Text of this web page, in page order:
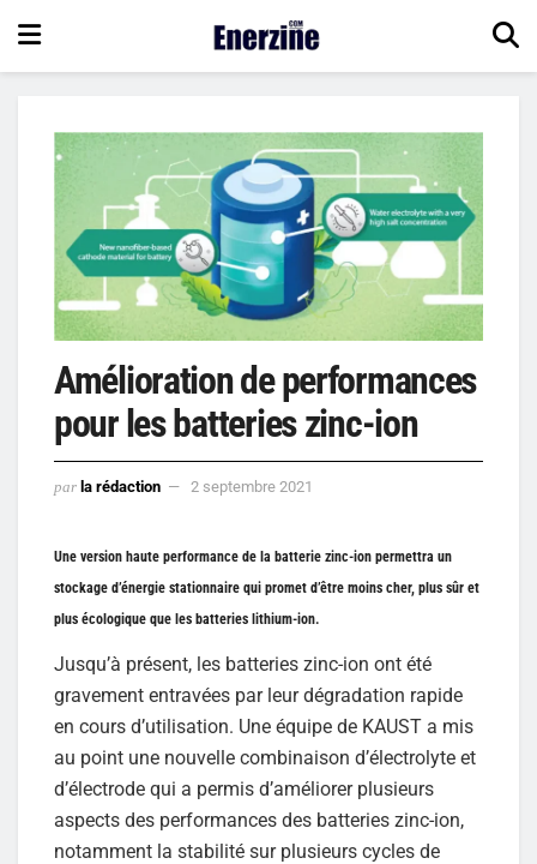
Amélioration de performances
pour les batteries zinc-ion
par la rédaction 2 septembre 2021
Une version haute performance de la batterie zinc-ion permettra un
stockage d’énergie stationnaire qui promet d’être moins cher, plus sûr et
plus écologique que les batteries lithium-ion.
Jusqu’à présent, les batteries zinc-ion ont été
gravement entravées par leur dégradation rapide
en cours d’utilisation. Une équipe de KAUST a mis
au point une nouvelle combinaison d’électrolyte et
d’électrode qui a permis d’améliorer plusieurs
aspects des performances des batteries zinc-ion,
notamment la stabilité sur plusieurs cycles de